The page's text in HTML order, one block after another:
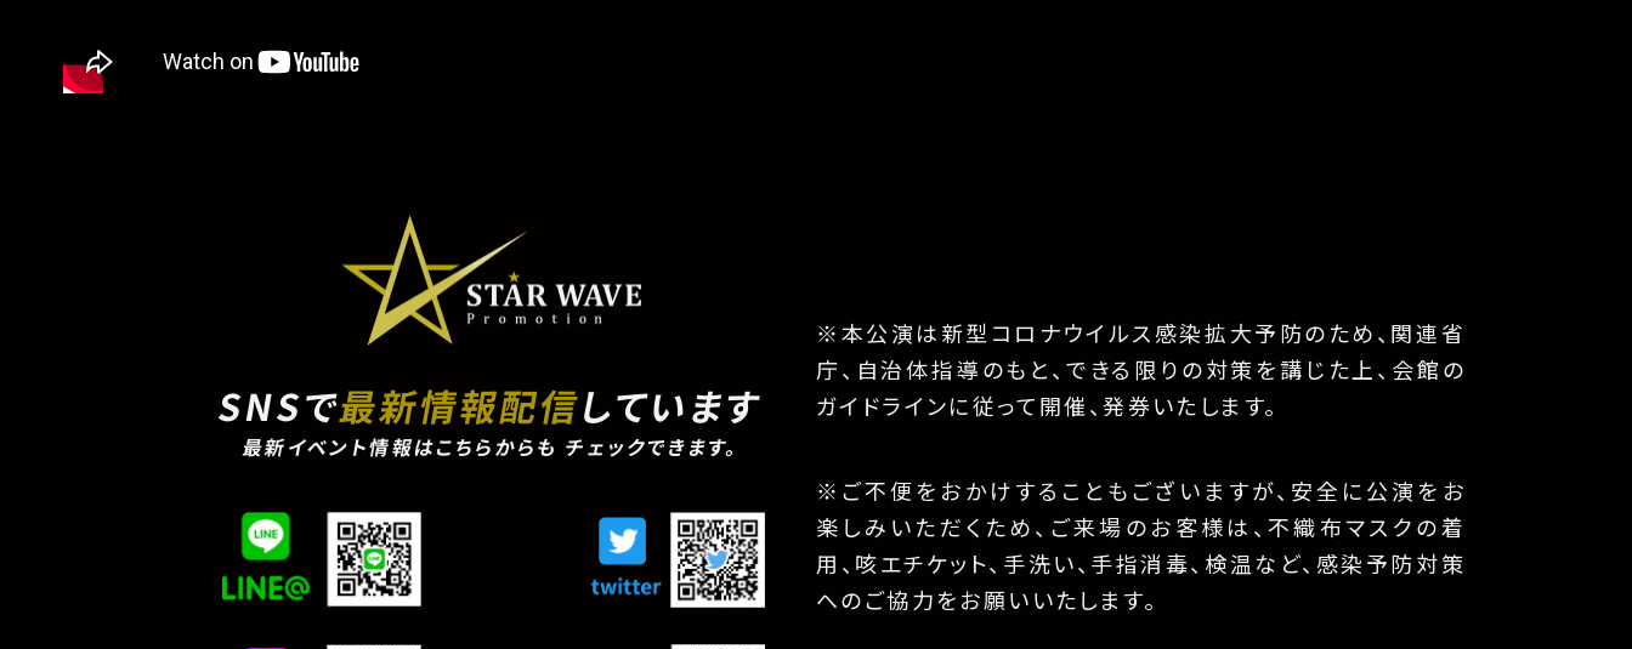
SNSで最新情報配信しています
最新イベント情報はこちらからも チェックできます。
※本公演は新型コロナウイルス感染拡大予防のため、関連省
庁、自治体指導のもと、できる限りの対策を講じた上、会館の
ガイドラインに従って開催、発券いたします。
※ご不便をおかけすることもございますが、安全に公演をお
楽しみいただくため、ご来場のお客様は、不織布マスクの着
用、咳エチケット、手洗い、手指消毒、検温など、感染予防対策
へのご協力をお願いいたします。